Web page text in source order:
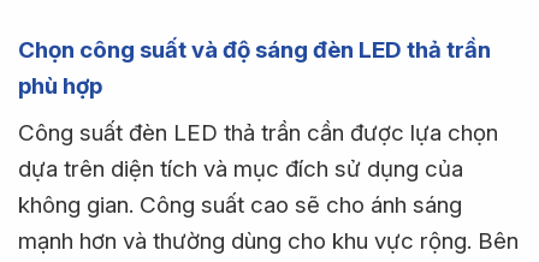
Chọn công suất và độ sáng đèn LED thả trần
phù hợp
Công suất đèn LED thả trần cần được lựa chọn
dựa trên diện tích và mục đích sử dụng của
không gian. Công suất cao sẽ cho ánh sáng
mạnh hơn và thường dùng cho khu vực rộng. Bên